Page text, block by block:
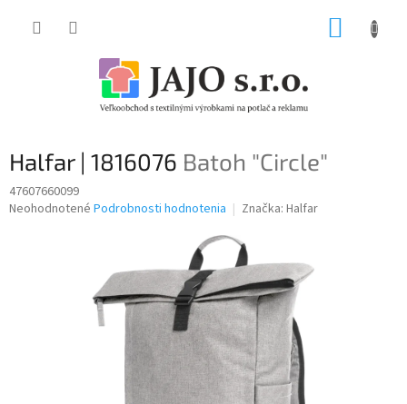
Halfar | 1816076 Batoh "Circle"
47607660099
Priemerné
Neohodnotené Podrobnosti hodnotenia Značka: Halfar